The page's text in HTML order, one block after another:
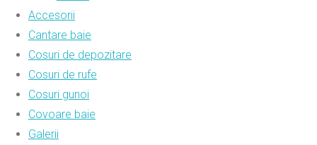
Accesorii
Cantare baie
Cosuri de depozitare
Cosuri de rufe
Cosuri gunoi
Covoare baie
Galerii